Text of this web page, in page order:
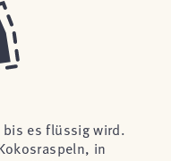
bis es flüssig wird.
in